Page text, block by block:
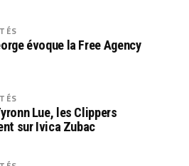
évoque la Free Agency
Lue, les Clippers
sur Ivica Zubac